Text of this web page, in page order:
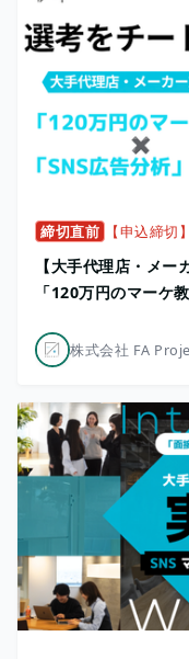
締切直前 【申込締切
【大手代理店・メ
「120万円のマーケ
株式会社 FA